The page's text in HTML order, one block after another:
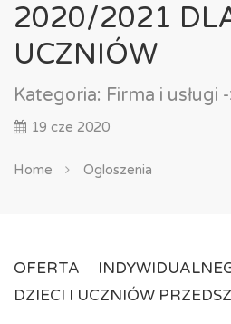
2020/2021
UCZNIÓW
Kategoria: Firma i usługi
19 cze 2020
Home Ogloszenia
OFERTA
DZIECI I UCZNIÓW